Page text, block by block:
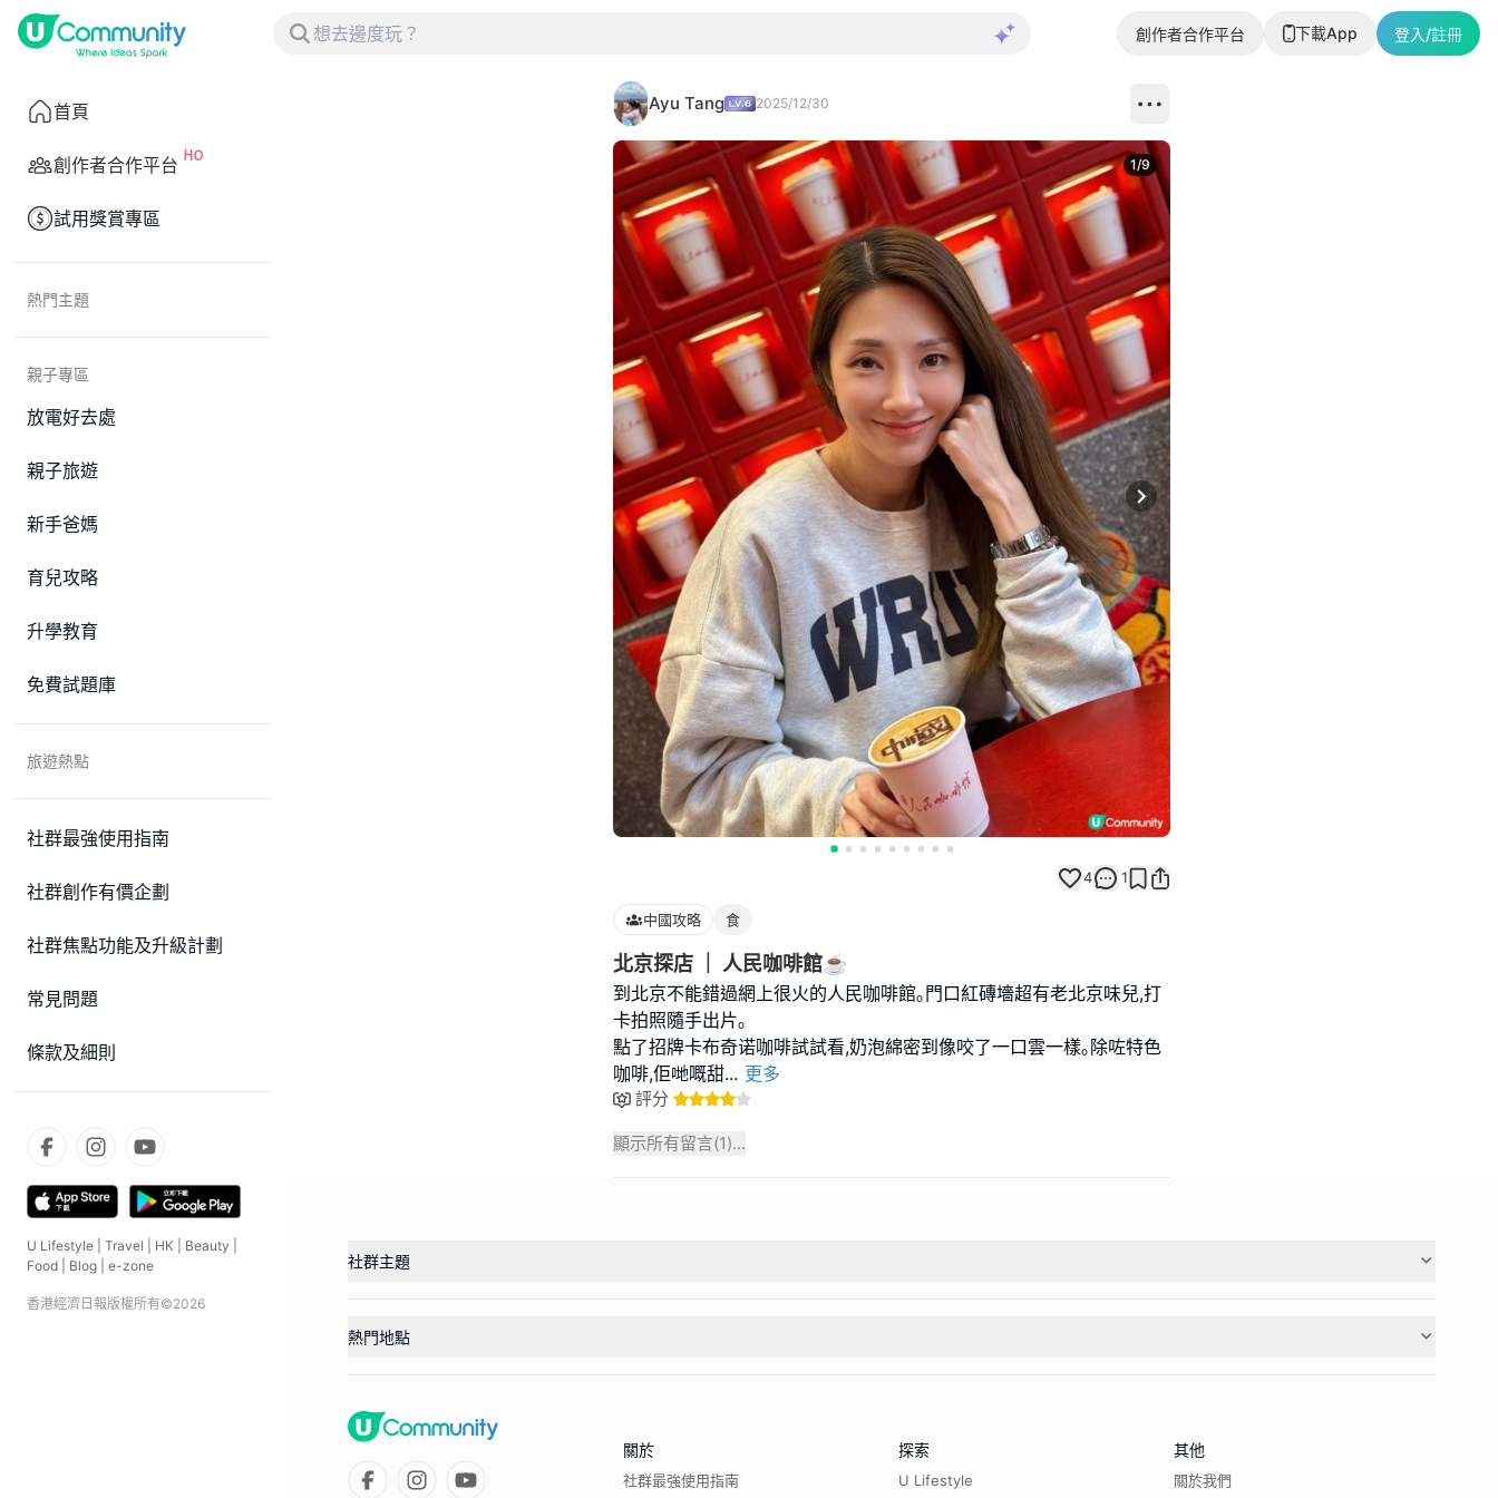
創作者合作平台 下載App 登入/註冊
首頁
創作者合作平台
試用獎賞專區
熱門主題
親子專區
放電好去處
親子旅遊
新手爸媽
育兒攻略
升學教育
免費試題庫
旅遊熱點
社群最強使用指南
社群創作有價企劃
社群焦點功能及升級計劃
常見問題
條款及細則
U Lifestyle Travel HK Beauty
Food
Blog e-zone
香港經濟日報版權所有©2026
Ayu Tang 2025/12/30
Next slide
1/9
4 1
中國攻略 食
北京探店 ｜ 人民咖啡館☕️
到北京不能錯過網上很火的人民咖啡館｡門口紅磚墻超有老北京味兒,打
卡拍照隨手出片｡
點了招牌卡布奇诺咖啡試試看,奶泡綿密到像咬了一口雲一樣｡除咗特色
咖啡,佢哋嘅甜... 更多
評分
顯示所有留言(1)...
社群主題
熱門地點
關於
社群最強使用指南
探索
U Lifestyle
其他
關於我們